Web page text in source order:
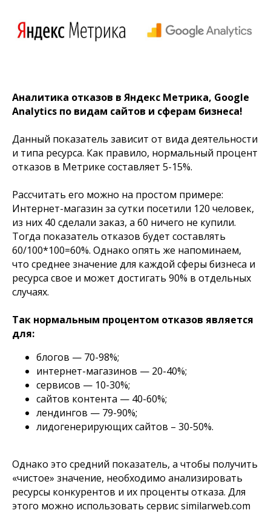
Аналитика отказов в Яндекс Метрика, Google
Analytics по видам сайтов и сферам бизнеса!
Данный показатель зависит от вида деятельности
и типа ресурса. Как правило, нормальный процент
отказов в Метрике составляет 5-15%.
Рассчитать его можно на простом примере:
Интернет-магазин за сутки посетили 120 человек,
из них 40 сделали заказ, а 60 ничего не купили.
Тогда показатель отказов будет составлять
60/100*100=60%. Однако опять же напоминаем,
что среднее значение для каждой сферы бизнеса и
ресурса свое и может достигать 90% в отдельных
случаях.
Так нормальным процентом отказов является
для:
блогов — 70-98%;
интернет-магазинов — 20-40%;
сервисов — 10-30%;
сайтов контента — 40-60%;
лендингов — 79-90%;
лидогенерирующих сайтов – 30-50%.
Однако это средний показатель, а чтобы получить
«чистое» значение, необходимо анализировать
ресурсы конкурентов и их проценты отказа. Для
этого можно использовать сервис similarweb.com